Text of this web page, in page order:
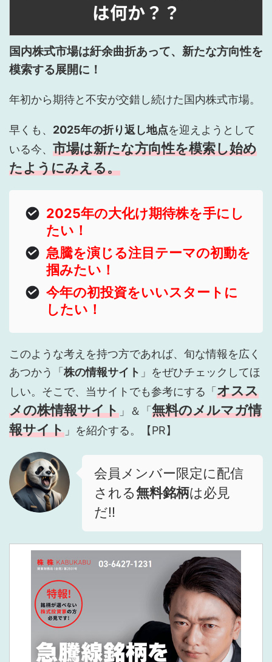
は何か？？
国内株式市場は紆余曲折あって、新たな方向性を
模索する展開に！
年初から期待と不安が交錯し続けた国内株式市場。
早くも、 2025年の折り返し地点を迎えようとして
いる今、 市場は新たな方向性を模索し始め
たようにみえる。
2025年の大化け期待株を手にし
たい！
急騰を演じる注目テーマの初動を
掴みたい！
今年の初投資をいいスタートに
したい！
このような考えを持つ方であれば、旬な情報を広く
あつかう「 株の情報サイト 」をぜひチェックしてほ
しい。そこで、当サイトでも参考にする「 オスス
メの株情報サイト 」＆「 無料のメルマガ情
報サイト 」を紹介する。【PR】
会員メンバー限定に配信
される無料銘柄は必見
だ!!